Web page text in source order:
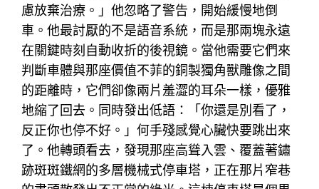
慮放棄治療。」他忽略了警告，開始緩慢地倒
車。他最討厭的不是語音系統，而是那兩塊永遠
在關鍵時刻自動收折的後視鏡。當他需要它們來
判斷車體與那座價值不菲的銅製獨角獸雕像之間
的距離時，它們卻像兩片羞澀的耳朵一樣，優雅
地縮了回去。同時發出低語：「你還是別看了，
反正你也停不好。」何手殘感覺心臟快要跳出來
了。他轉頭看去，發現那座高聳入雲、覆蓋著鏽
跡斑斑鐵網的多層機械式停車塔，正在那片窄巷